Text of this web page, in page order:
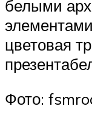
белыми
цветовая
Фото: